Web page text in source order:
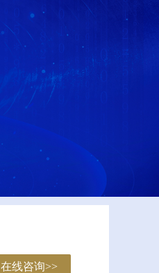
在线咨询>>